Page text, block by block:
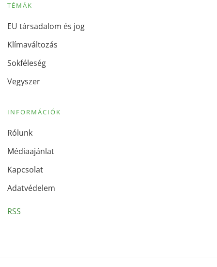
TÉMÁK
EU társadalom és jog
Klímaváltozás
Sokféleség
Vegyszer
INFORMÁCIÓK
Rólunk
Médiaajánlat
Kapcsolat
Adatvédelem
RSS